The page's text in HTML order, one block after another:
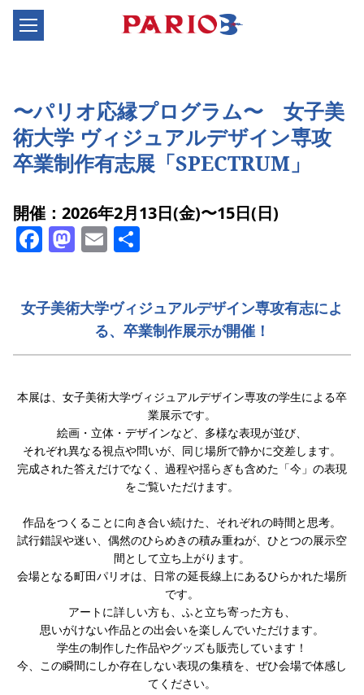
〜パリオ応縁プログラム〜 女子美
術大学 ヴィジュアルデザイン専攻
卒業制作有志展「SPECTRUM」
開催：2026年2月13日(金)〜15日(日)
Facebook
Mastodon
Email
女子美術大学ヴィジュアルデザイン専攻有志によ
る、卒業制作展示が開催！
本展は、女子美術大学ヴィジュアルデザイン専攻の学生による卒
業展示です。
絵画・立体・デザインなど、多様な表現が並び、
それぞれ異なる視点や問いが、同じ場所で静かに交差します。
完成された答えだけでなく、過程や揺らぎも含めた「今」の表現
をご覧いただけます。
作品をつくることに向き合い続けた、それぞれの時間と思考。
試行錯誤や迷い、偶然のひらめきの積み重ねが、ひとつの展示空
間として立ち上がります。
会場となる町田パリオは、日常の延長線上にあるひらかれた場所
です。
アートに詳しい方も、ふと立ち寄った方も、
思いがけない作品との出会いを楽しんでいただけます。
学生の制作した作品やグッズも販売しています！
今、この瞬間にしか存在しない表現の集積を、ぜひ会場で体感し
てください。